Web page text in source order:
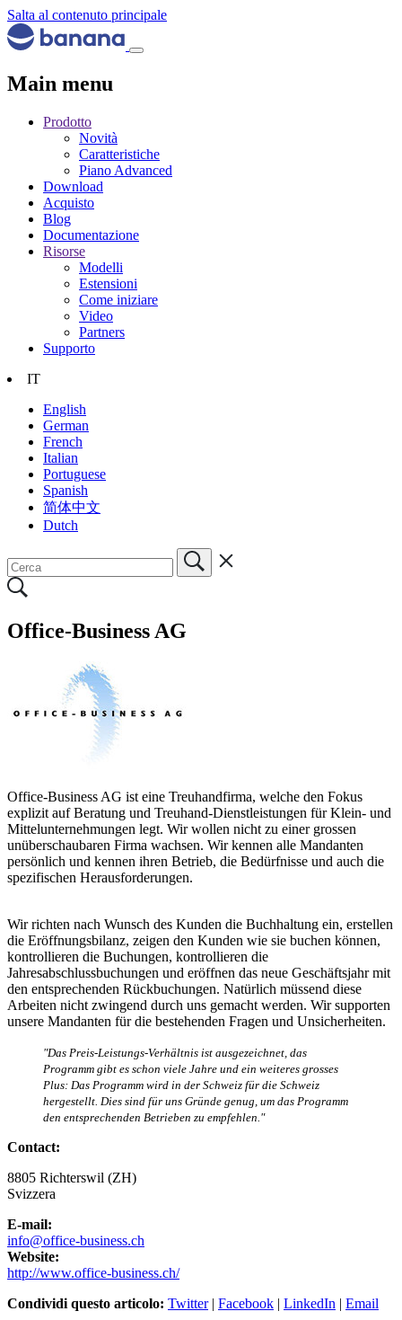
Salta al contenuto principale
Main menu
Prodotto
Novità
Caratteristiche
Piano Advanced
Download
Acquisto
Blog
Documentazione
Risorse
Modelli
Estensioni
Come iniziare
Video
Partners
Supporto
IT
English
German
French
Italian
Portuguese
Spanish
简体中文
Dutch
Office-Business AG
Office-Business AG ist eine Treuhandfirma, welche den Fokus
explizit auf Beratung und Treuhand-Dienstleistungen für Klein- und
Mittelunternehmungen legt. Wir wollen nicht zu einer grossen
unüberschaubaren Firma wachsen. Wir kennen alle Mandanten
persönlich und kennen ihren Betrieb, die Bedürfnisse und auch die
spezifischen Herausforderungen.
Wir richten nach Wunsch des Kunden die Buchhaltung ein, erstellen
die Eröffnungsbilanz, zeigen den Kunden wie sie buchen können,
kontrollieren die Buchungen, kontrollieren die
Jahresabschlussbuchungen und eröffnen das neue Geschäftsjahr mit
den entsprechenden Rückbuchungen. Natürlich müssend diese
Arbeiten nicht zwingend durch uns gemacht werden. Wir supporten
unsere Mandanten für die bestehenden Fragen und Unsicherheiten.
"Das Preis-Leistungs-Verhältnis ist ausgezeichnet, das
Programm gibt es schon viele Jahre und ein weiteres grosses
Plus: Das Programm wird in der Schweiz für die Schweiz
hergestellt. Dies sind für uns Gründe genug, um das Programm
den entsprechenden Betrieben zu empfehlen."
Contact:
8805 Richterswil (ZH)
Svizzera
E-mail:
info@office-business.ch
Website:
http://www.office-business.ch/
Condividi questo articolo: Twitter| Facebook | LinkedIn | Email